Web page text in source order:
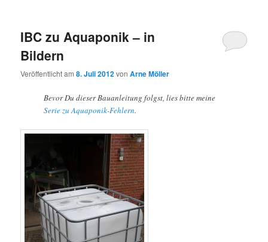
IBC zu Aquaponik – in
Bildern
Veröffentlicht am8. Juli 2012vonArne Möller
Bevor Du dieser Bauanleitung folgst, lies bitte meine
Serie zu Aquaponik-Fehlern.